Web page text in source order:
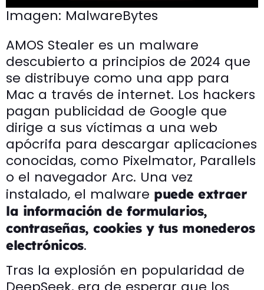
Imagen: MalwareBytes
AMOS Stealer es un malware
descubierto a principios de 2024 que
se distribuye como una app para
Mac a través de internet. Los hackers
pagan publicidad de Google que
dirige a sus víctimas a una web
apócrifa para descargar aplicaciones
conocidas, como Pixelmator, Parallels
o el navegador Arc. Una vez
instalado, el malware puede extraer
la información de formularios,
contraseñas, cookies y tus monederos
electrónicos.
Tras la explosión en popularidad de